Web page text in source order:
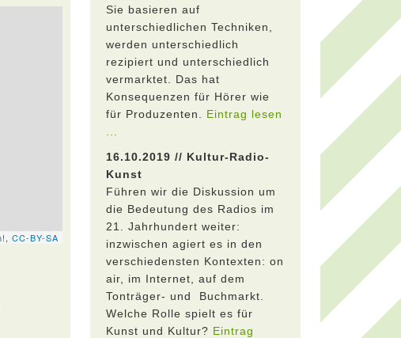
Sie basieren auf
unterschiedlichen Techniken,
werden unterschiedlich
rezipiert und unterschiedlich
vermarktet. Das hat
Konsequenzen für Hörer wie
für Produzenten. Eintrag lesen
16.10.2019 // Kultur-Radio-
Kunst
Führen wir die Diskussion um
die Bedeutung des Radios im
21. Jahrhundert weiter:
inzwischen agiert es in den
verschiedensten Kontexten: on
air, im Internet, auf dem
Tonträger- und Buchmarkt.
Welche Rolle spielt es für
Kunst und Kultur? Eintrag